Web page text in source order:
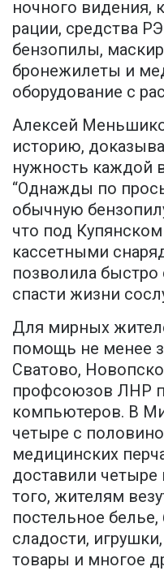
ночного видения,
рации, средства
бензопилы,
бронежилеты и
оборудование с
Алексей
историю,
нужность каждой
“Однажды по
обычную
что под
кассетными
позволила
спасти жизни
Для мирных
помощь не менее
Сватово,
профсоюзов ЛНР
компьютеров. В
четыре с
медицинских
доставили
того, жителям
постельное
сладости,
товары и многое